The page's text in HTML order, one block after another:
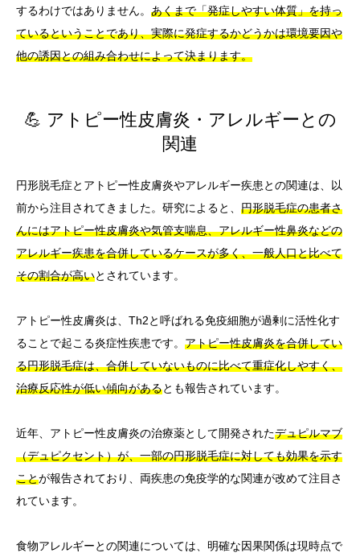
するわけではありません。 あくまで「発症しやすい体質」を持っ
ているということであり、実際に発症するかどうかは環境要因や
他の誘因との組み合わせによって決まります。
💪 アトピー性皮膚炎・アレルギーとの
関連
円形脱毛症とアトピー性皮膚炎やアレルギー疾患との関連は、以
前から注目されてきました。研究によると、 円形脱毛症の患者さ
んにはアトピー性皮膚炎や気管支喘息、アレルギー性鼻炎などの
アレルギー疾患を合併しているケースが多く、一般人口と比べて
その割合が高いとされています。
アトピー性皮膚炎は、Th2と呼ばれる免疫細胞が過剰に活性化す
ることで起こる炎症性疾患です。 アトピー性皮膚炎を合併してい
る円形脱毛症は、合併していないものに比べて重症化しやすく、
治療反応性が低い傾向があるとも報告されています。
近年、アトピー性皮膚炎の治療薬として開発されたデュピルマブ
（デュピクセント）が、一部の円形脱毛症に対しても効果を示す
ことが報告されており、両疾患の免疫学的な関連が改めて注目さ
れています。
食物アレルギーとの関連については、明確な因果関係は現時点で